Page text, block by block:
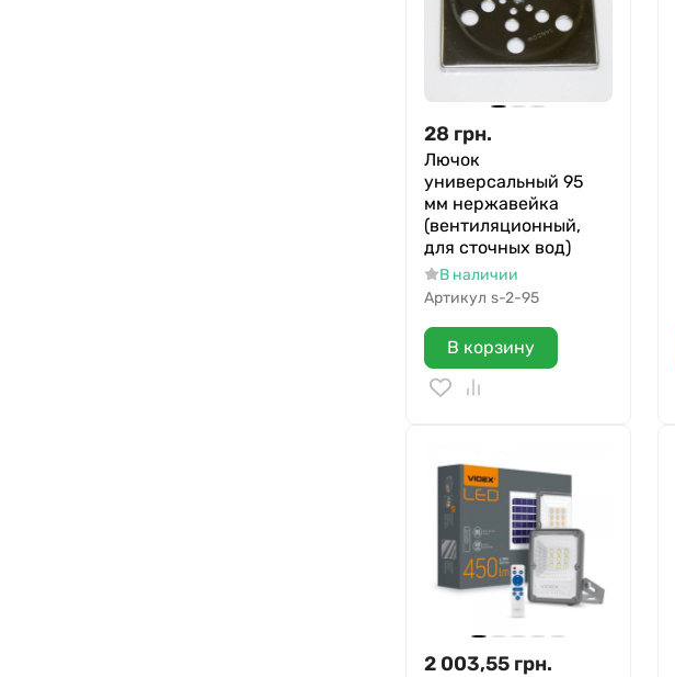
28 грн.
Лючок
универсальный 95
мм нержавейка
(вентиляционный,
для сточных вод)
В наличии
Артикул s-2-95
В корзину
2 003,55 грн.